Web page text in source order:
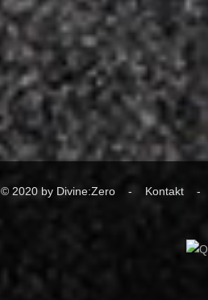
© 2020 by Divine:Zero - Kontakt